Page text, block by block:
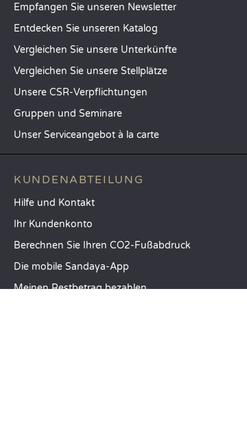
Empfangen Sie unseren Newsletter
Entdecken Sie unseren Katalog
Vergleichen Sie unsere Unterkünfte
Vergleichen Sie unsere Stellplätze
Unsere CSR-Verpflichtungen
Gruppen und Seminare
Unser Serviceangebot à la carte
KUNDENABTEILUNG
Hilfe und Kontakt
Ihr Kundenkonto
Berechnen Sie Ihren CO2-Fußabdruck
Die mobile Sandaya-App
Meinen Restbetrag bezahlen